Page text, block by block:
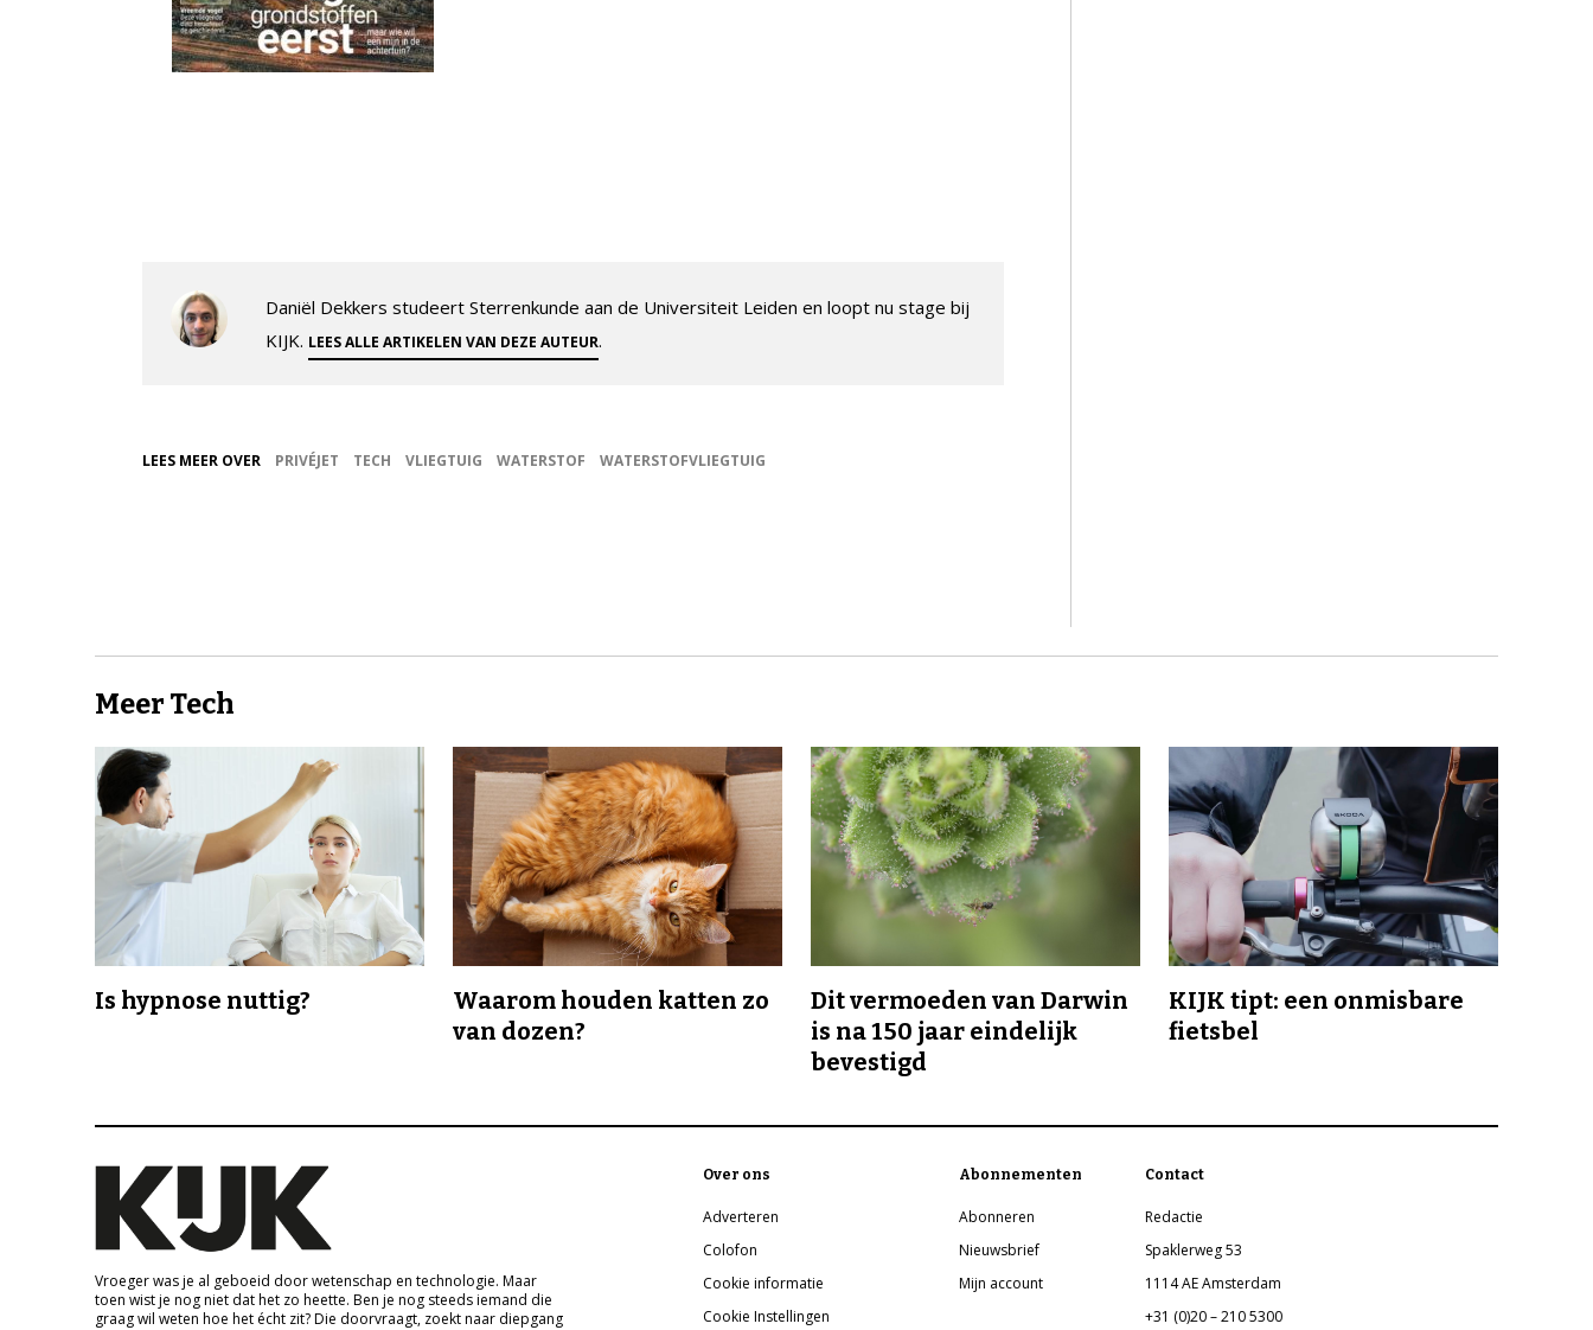
Daniël Dekkers studeert Sterrenkunde aan de Universiteit Leiden en loopt nu stage bij
KIJK. LEES ALLE ARTIKELEN VAN DEZE AUTEUR.
LEES MEER OVER PRIVÉJET TECH VLIEGTUIG WATERSTOF WATERSTOFVLIEGTUIG
Meer Tech
Is hypnose nuttig?
Waarom houden katten zo
van dozen?
Dit vermoeden van Darwin
is na 150 jaar eindelijk
bevestigd
KIJK tipt: een onmisbare
fietsbel
Vroeger was je al geboeid door wetenschap en technologie. Maar
toen wist je nog niet dat het zo heette. Ben je nog steeds iemand die
graag wil weten hoe het écht zit? Die doorvraagt, zoekt naar diepgang
Over ons
Adverteren
Colofon
Cookie informatie
Cookie Instellingen
Abonnementen
Abonneren
Nieuwsbrief
Mijn account
Contact
Redactie
Spaklerweg 53
1114 AE Amsterdam
+31 (0)20 – 210 5300